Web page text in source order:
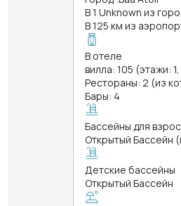
В 1 Unknown из
В 125 км из
В отеле
вилла: 105 (этажи:
Рестораны: 2 (из
Бары: 4
Бассейны для
Открытый Бассейн
Детские бассейны
Открытый Бассейн